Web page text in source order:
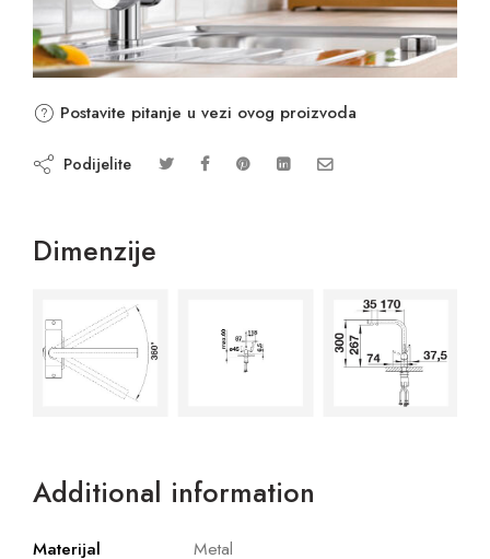
Postavite pitanje u vezi ovog proizvoda
Podijelite
Dimenzije
Additional information
Materijal Metal